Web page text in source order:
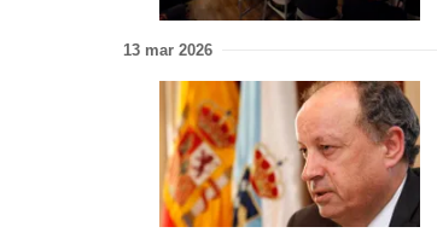
13 mar 2026